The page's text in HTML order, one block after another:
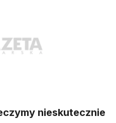
nieskutecznie